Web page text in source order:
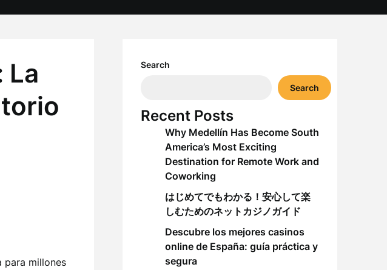
La
para millones
Search
Search
Recent Posts
Why Medellín Has Become South
America’s Most Exciting
Destination for Remote Work and
Coworking
はじめてでもわかる！安心して楽
しむためのネットカジノガイド
Descubre los mejores casinos
online de España: guía práctica y
segura